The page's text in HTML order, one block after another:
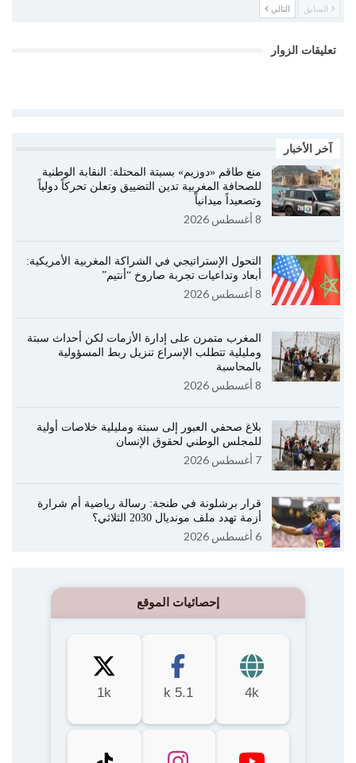
السابق التالي
تعليقات الزوار
آخر الأخبار
منع طاقم «دوزيم» بسبتة المحتلة: النقابة الوطنية
للصحافة المغربية تدين التضييق وتعلن تحركاً دولياً
وتصعيداً ميدانياً
8 أغسطس 2026
التحول الإستراتيجي في الشراكة المغربية الأمريكية:
أبعاد وتداعيات تجربة صاروخ “أنتيم”
8 أغسطس 2026
المغرب متمرن على إدارة الأزمات لكن أحداث سبتة
ومليلية تتطلب الإسراع تنزيل ربط المسؤولية
بالمحاسبة
8 أغسطس 2026
بلاغ صحفي العبور إلى سبتة ومليلية خلاصات أولية
للمجلس الوطني لحقوق الإنسان
7 أغسطس 2026
قرار برشلونة في طنجة: رسالة رياضية أم شرارة
أزمة تهدد ملف مونديال 2030 الثلاثي؟
6 أغسطس 2026
إحصائيات الموقع
4k
5.1 k
1k